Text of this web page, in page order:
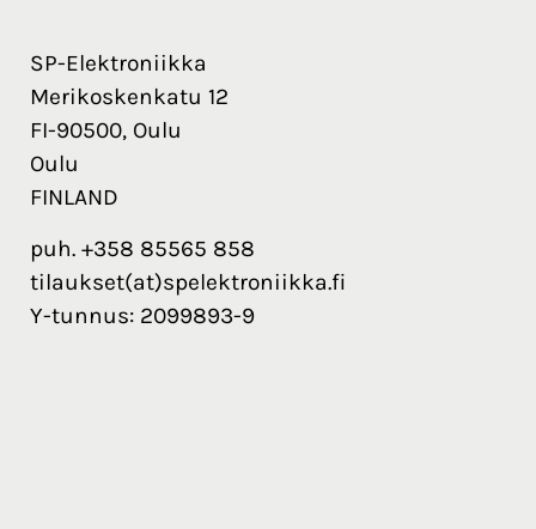
SP-Elektroniikka
Merikoskenkatu 12
FI-90500, Oulu
Oulu
FINLAND
puh. +358 85565 858
tilaukset(at)spelektroniikka.fi
Y-tunnus: 2099893-9